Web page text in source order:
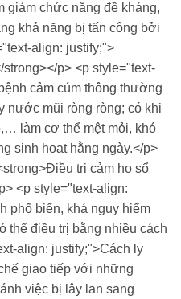
giảm chức năng đề kháng,
khả năng bị tấn công bởi
align: justify;">
p> <p style="text-
cảm cúm thông thường
nước mũi ròng ròng; có khi
làm cơ thể mệt mỏi, khó
sinh hoạt hằng ngày.</p>
trị cảm ho sổ
<p style="text-align:
phổ biến, khá nguy hiểm
thể điều trị bằng nhiều cách
align: justify;">Cách ly
giao tiếp với những
việc bị lây lan sang